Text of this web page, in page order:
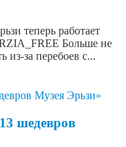
теперь работает
Больше не
из-за перебоев с...
шедевров